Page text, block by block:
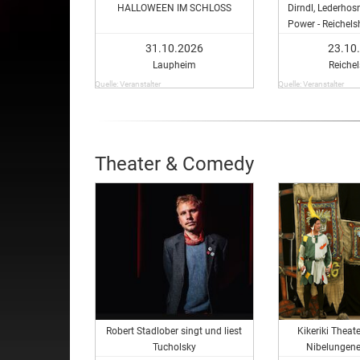
HALLOWEEN IM SCHLOSS
31.10.2026
Laupheim
Quelle: Veranstalter
Dirndl,
Power -
Quelle: Veranstalter
Theater & Comedy
Robert Stadlober singt und liest
Tucholsky
Kikeriki